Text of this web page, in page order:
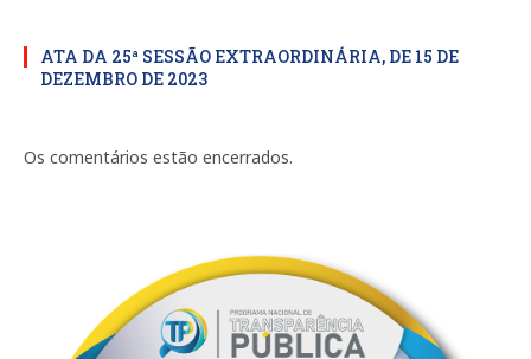
ATA DA 25ª SESSÃO EXTRAORDINÁRIA, DE 15 DE
DEZEMBRO DE 2023
Os comentários estão encerrados.